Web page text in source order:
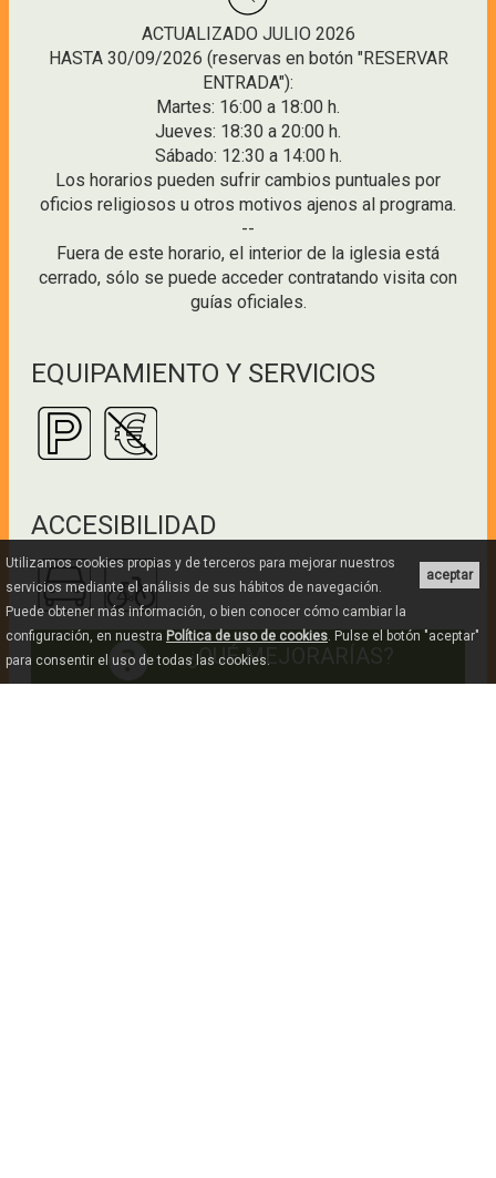
ACTUALIZADO JULIO 2026
HASTA 30/09/2026 (reservas en botón "RESERVAR
ENTRADA"):
Martes: 16:00 a 18:00 h.
Jueves: 18:30 a 20:00 h.
Sábado: 12:30 a 14:00 h.
Los horarios pueden sufrir cambios puntuales por
oficios religiosos u otros motivos ajenos al programa.
--
Fuera de este horario, el interior de la iglesia está
cerrado, sólo se puede acceder contratando visita con
guías oficiales.
EQUIPAMIENTO Y SERVICIOS
ACCESIBILIDAD
¿QUÉ MEJORARÍAS?
aceptar
Utilizamos cookies propias y de terceros para mejorar nuestros
servicios mediante el análisis de sus hábitos de navegación.
Puede obtener más información, o bien conocer cómo cambiar la
configuración, en nuestra Política de uso de cookies. Pulse el botón "aceptar"
para consentir el uso de todas las cookies.